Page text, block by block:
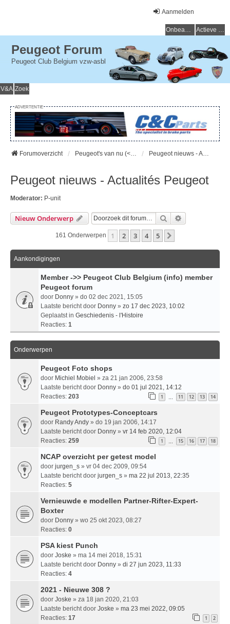
Aanmelden
Onbeantwoorde onderwerpen Actieve onderwerpen
Peugeot Forum
Peugeot Club Belgium vzw-asbl
V&A Zoek
ADVERTENTIE
Forumoverzicht Peugeot's van nu (< 15 jaar) - Peugeot d'aujourd'hui (< 15 ans) Peugeot nieuws - Actualités Peugeot
Peugeot nieuws - Actualités Peugeot
Moderator: P-unit
Nieuw Onderwerp Zoek
161 Onderwerpen 1 2 3 4 5
Aankondigingen
Member ->> Peugeot Club Belgium (info) member
Peugeot forum
door Donny » do 02 dec 2021, 15:05
Laatste bericht door Donny » zo 17 dec 2023, 10:02
Geplaatst in Geschiedenis - l'Histoire
Reacties: 1
Onderwerpen
Peugeot Foto shops
door Michiel Mobiel » za 21 jan 2006, 23:58
Laatste bericht door Donny » do 01 jul 2021, 14:12
Reacties: 203 1 … 11 12 13 14
Peugeot Prototypes-Conceptcars
door Randy Andy » do 19 jan 2006, 14:17
Laatste bericht door Donny » vr 14 feb 2020, 12:04
Reacties: 259 1 … 15 16 17 18
NCAP overzicht per getest model
door jurgen_s » vr 04 dec 2009, 09:54
Laatste bericht door jurgen_s » ma 22 jul 2013, 22:35
Reacties: 5
Vernieuwde e modellen Partner-Rifter-Expert-
Boxter
door Donny » wo 25 okt 2023, 08:27
Reacties: 0
PSA kiest Punch
door Joske » ma 14 mei 2018, 15:31
Laatste bericht door Donny » di 27 jun 2023, 11:33
Reacties: 4
2021 - Nieuwe 308 ?
door Joske » za 18 jan 2020, 21:03
Laatste bericht door Joske » ma 23 mei 2022, 09:05
Reacties: 17 1 2